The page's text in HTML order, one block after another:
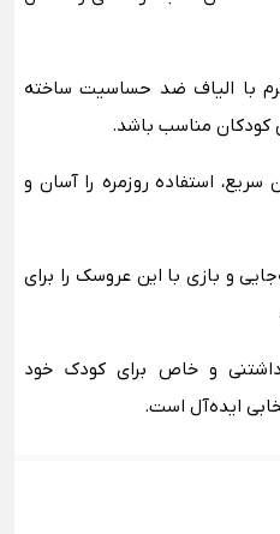
با الیاف ضد حساسیت ساخته
کودکان مناسب باشد.
استفاده روزمره را آسان و
و بازی با این عروسک را برای
و خاص برای کودک خود
ایده‌آل است.